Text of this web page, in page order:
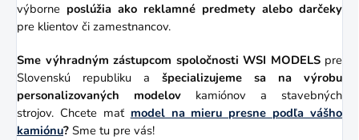
výborne poslúžia ako reklamné predmety alebo darčeky
pre klientov či zamestnancov.
Sme výhradným zástupcom spoločnosti WSI MODELSpre
Slovenskú republiku a špecializujeme sa na výrobu
personalizovaných modelov kamiónov a stavebných
strojov. Chcete mať model na mieru presne podľa vášho
kamiónu? Sme tu pre vás!